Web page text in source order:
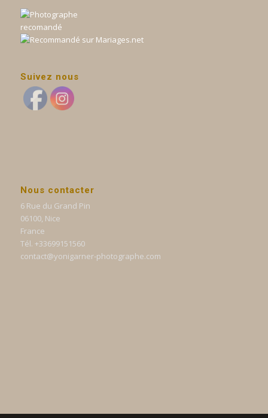
Suivez nous
Nous contacter
6 Rue du Grand Pin
06100, Nice
France
Tél. +33699151560
contact@yonigarner-photographe.com